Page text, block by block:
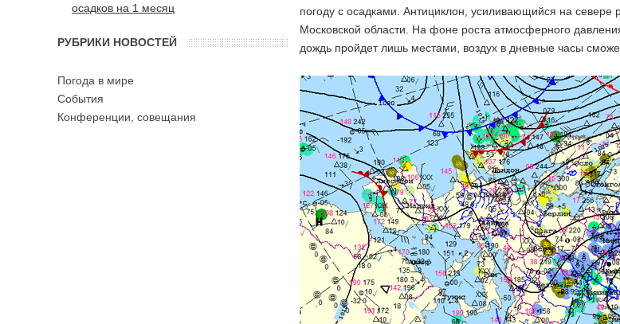
погоду с осадками. Антициклон, усиливающийся на севере
Московской области. На фоне роста атмосферного
дождь пройдет лишь местами, воздух в дневные часы
осадков на 1 месяц
РУБРИКИ НОВОСТЕЙ
Погода в мире
События
Конференции, совещания